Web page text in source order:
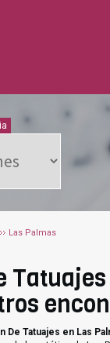
Las Palmas
De Tatuajes en Las